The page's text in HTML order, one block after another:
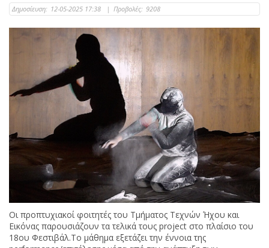
Δημοσίευση: 12-05-2025 17:38 | Προβολές: 9208
Οι προπτυχιακοί φοιτητές του Τμήματος Τεχνών Ήχου και
Εικόνας παρουσιάζουν τα τελικά τους project στο πλαίσιο του
18ου Φεστιβάλ.Το μάθημα εξετάζει την έννοια της